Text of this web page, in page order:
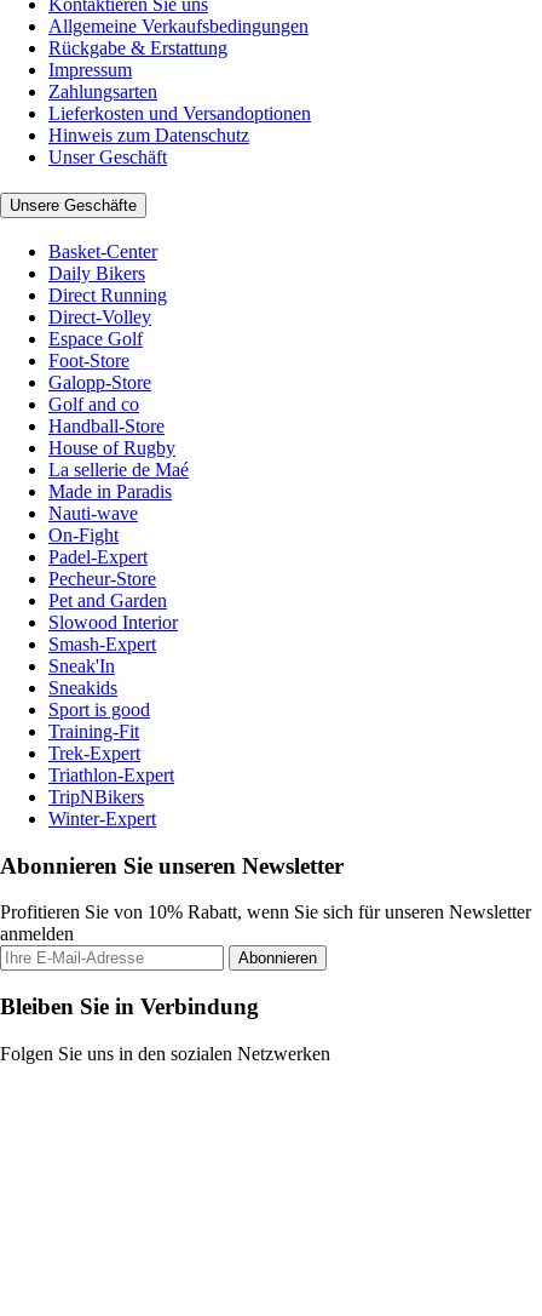
Allgemeine Verkaufsbedingungen
Rückgabe & Erstattung
Impressum
Zahlungsarten
Lieferkosten und Versandoptionen
Hinweis zum Datenschutz
Unser Geschäft
Unsere Geschäfte
Basket-Center
Daily Bikers
Direct Running
Direct-Volley
Espace Golf
Foot-Store
Galopp-Store
Golf and co
Handball-Store
House of Rugby
La sellerie de Maé
Made in Paradis
Nauti-wave
On-Fight
Padel-Expert
Pecheur-Store
Pet and Garden
Slowood Interior
Smash-Expert
Sneak'In
Sneakids
Sport is good
Training-Fit
Trek-Expert
Triathlon-Expert
TripNBikers
Winter-Expert
Abonnieren Sie unseren Newsletter
Profitieren Sie von 10% Rabatt, wenn Sie sich für unseren Newsletter
anmelden
Abonnieren
Bleiben Sie in Verbindung
Folgen Sie uns in den sozialen Netzwerken